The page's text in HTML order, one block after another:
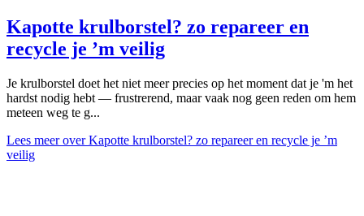
Kapotte krulborstel? zo repareer en
recycle je ’m veilig
Je krulborstel doet het niet meer precies op het moment dat je 'm het
hardst nodig hebt — frustrerend, maar vaak nog geen reden om hem
meteen weg te g...
Lees meerover Kapotte krulborstel? zo repareer en recycle je ’m
veilig